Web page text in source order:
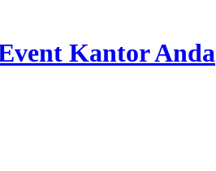
Kantor Anda